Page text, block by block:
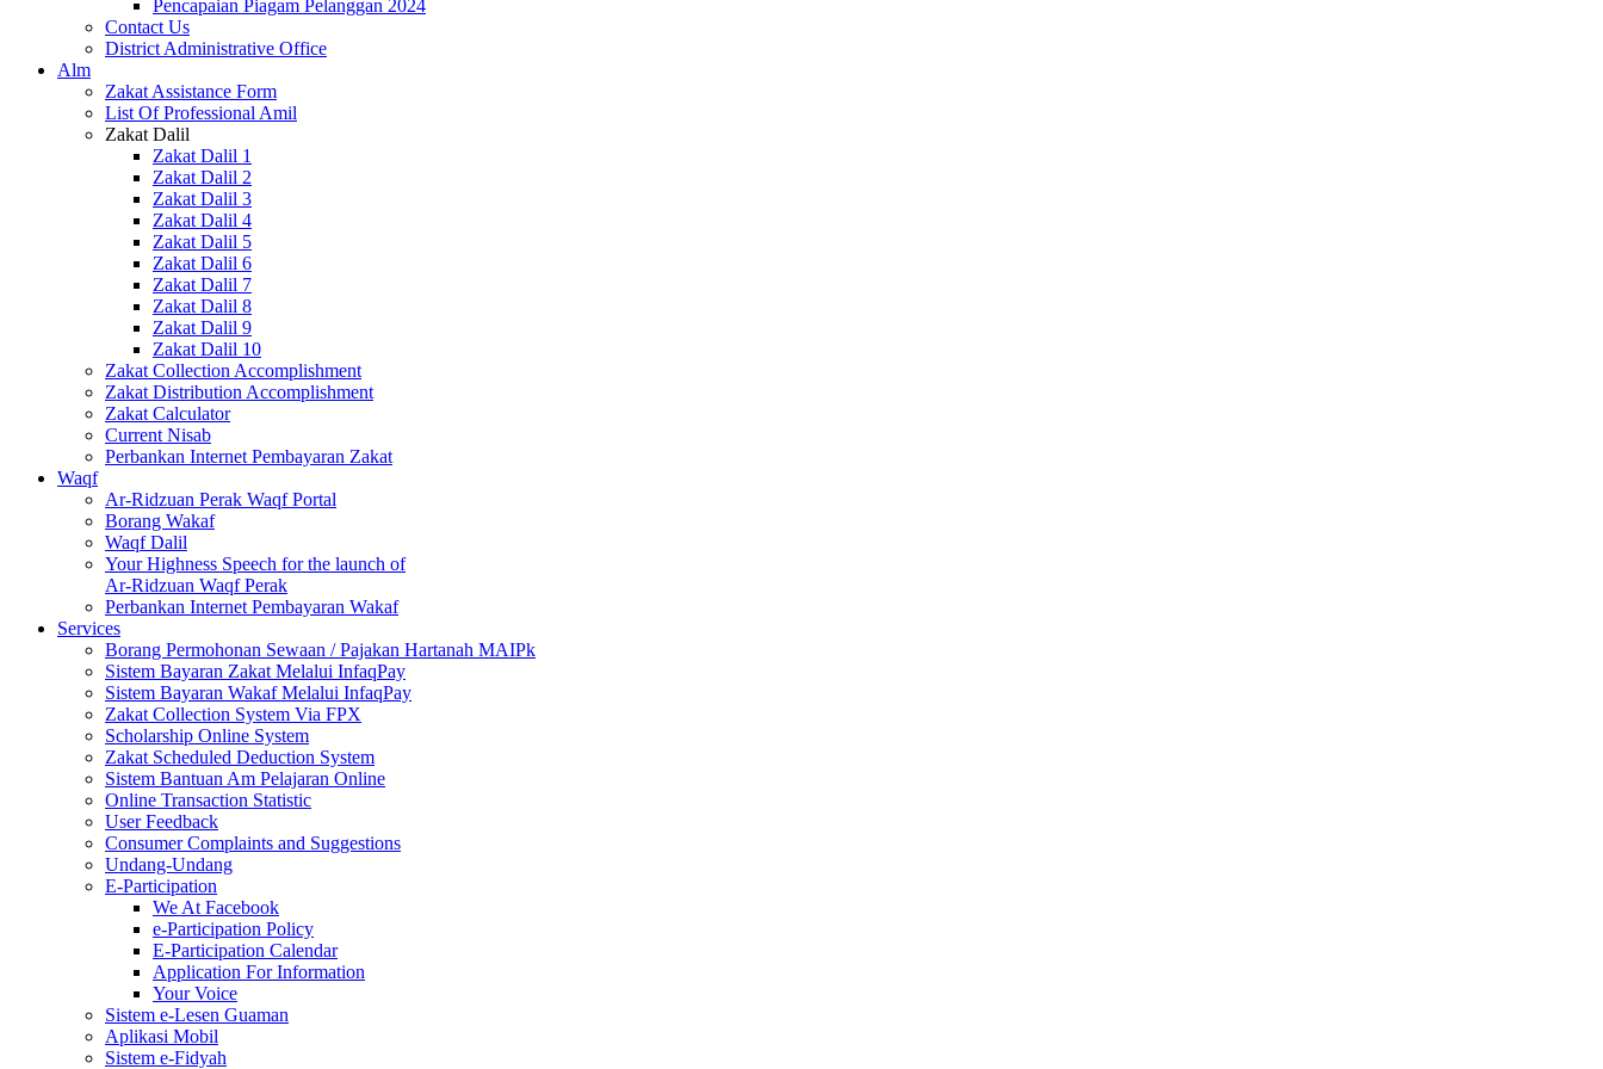
Pencapaian Piagam Pelanggan 2024
Contact Us
District Administrative Office
Alm
Zakat Assistance Form
List Of Professional Amil
Zakat Dalil
Zakat Dalil 1
Zakat Dalil 2
Zakat Dalil 3
Zakat Dalil 4
Zakat Dalil 5
Zakat Dalil 6
Zakat Dalil 7
Zakat Dalil 8
Zakat Dalil 9
Zakat Dalil 10
Zakat Collection Accomplishment
Zakat Distribution Accomplishment
Zakat Calculator
Current Nisab
Perbankan Internet Pembayaran Zakat
Waqf
Ar-Ridzuan Perak Waqf Portal
Borang Wakaf
Waqf Dalil
Your Highness Speech for the launch of
Ar-Ridzuan Waqf Perak
Perbankan Internet Pembayaran Wakaf
Services
Borang Permohonan Sewaan / Pajakan Hartanah MAIPk
Sistem Bayaran Zakat Melalui InfaqPay
Sistem Bayaran Wakaf Melalui InfaqPay
Zakat Collection System Via FPX
Scholarship Online System
Zakat Scheduled Deduction System
Sistem Bantuan Am Pelajaran Online
Online Transaction Statistic
User Feedback
Consumer Complaints and Suggestions
Undang-Undang
E-Participation
We At Facebook
e-Participation Policy
E-Participation Calendar
Application For Information
Your Voice
Sistem e-Lesen Guaman
Aplikasi Mobil
Sistem e-Fidyah